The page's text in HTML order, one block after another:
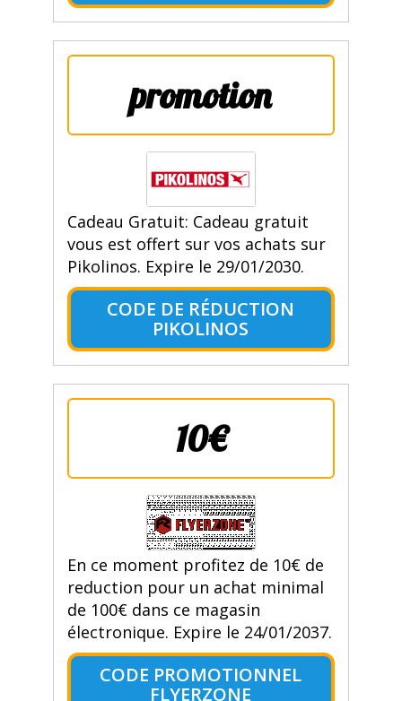
promotion
Cadeau Gratuit: Cadeau gratuit
vous est offert sur vos achats sur
Pikolinos. Expire le 29/01/2030.
CODE DE RÉDUCTION
PIKOLINOS
10€
En ce moment profitez de 10€ de
reduction pour un achat minimal
de 100€ dans ce magasin
électronique. Expire le 24/01/2037.
CODE PROMOTIONNEL
FLYERZONE